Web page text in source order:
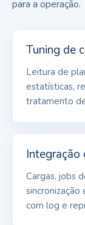
para a operação.
Tuning de
Leitura de
estatísticas,
tratamento
Integração
Cargas, jobs
sincronização
com log e